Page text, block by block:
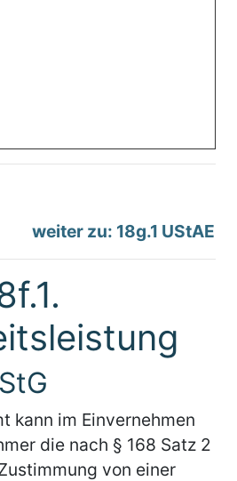
weiter zu: 18g.1 UStAE
kann im Einvernehmen
die nach § 168 Satz 2
von einer